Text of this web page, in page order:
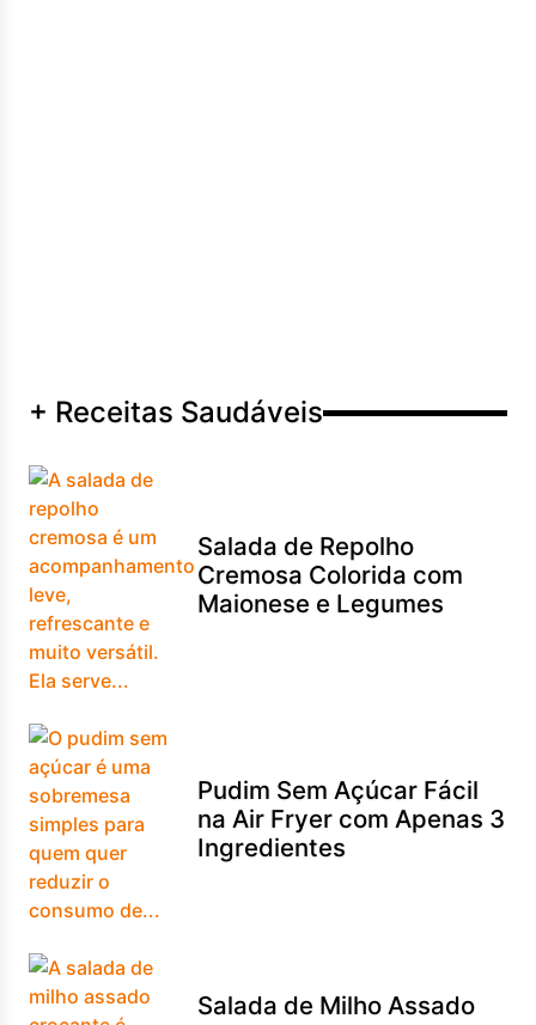
+ Receitas Saudáveis
Salada de Repolho
Cremosa Colorida com
Maionese e Legumes
Pudim Sem Açúcar Fácil
na Air Fryer com Apenas 3
Ingredientes
Salada de Milho Assado